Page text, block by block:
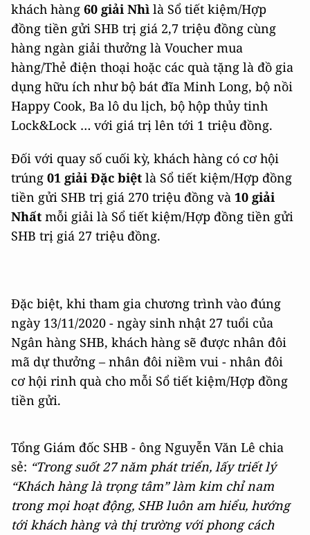
khách hàng 60 giải Nhì là Sổ tiết kiệm/Hợp
đồng tiền gửi SHB trị giá 2,7 triệu đồng cùng
hàng ngàn giải thưởng là Voucher mua
hàng/Thẻ điện thoại hoặc các quà tặng là đồ gia
dụng hữu ích như bộ bát đĩa Minh Long, bộ nồi
Happy Cook, Ba lô du lịch, bộ hộp thủy tinh
Lock&Lock … với giá trị lên tới 1 triệu đồng.
Đối với quay số cuối kỳ, khách hàng có cơ hội
trúng 01 giải Đặc biệt là Sổ tiết kiệm/Hợp đồng
tiền gửi SHB trị giá 270 triệu đồng và 10 giải
Nhất mỗi giải là Sổ tiết kiệm/Hợp đồng tiền gửi
SHB trị giá 27 triệu đồng.
Đặc biệt, khi tham gia chương trình vào đúng
ngày 13/11/2020 - ngày sinh nhật 27 tuổi của
Ngân hàng SHB, khách hàng sẽ được nhân đôi
mã dự thưởng – nhân đôi niềm vui - nhân đôi
cơ hội rinh quà cho mỗi Sổ tiết kiệm/Hợp đồng
tiền gửi.
Tổng Giám đốc SHB - ông Nguyễn Văn Lê chia
sẻ: “Trong suốt 27 năm phát triển, lấy triết lý
“Khách hàng là trọng tâm” làm kim chỉ nam
trong mọi hoạt động, SHB luôn am hiểu, hướng
tới khách hàng và thị trường với phong cách